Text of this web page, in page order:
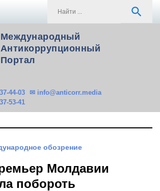
search
Международный
Антикоррупционный
Портал
44-03
53-41
✉ info@anticorr.media
обозрение
Молдавии
побороть